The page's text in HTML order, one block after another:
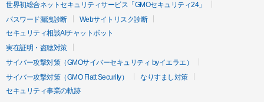
世界初総合ネットセキュリティサービス「GMOセキュリティ24」
パスワード漏洩診断
Webサイトリスク診断
セキュリティ相談AIチャットボット
実在証明・盗聴対策
サイバー攻撃対策（GMOサイバーセキュリティ byイエラエ）
サイバー攻撃対策（GMO Flatt Security）
なりすまし対策
セキュリティ事業の軌跡